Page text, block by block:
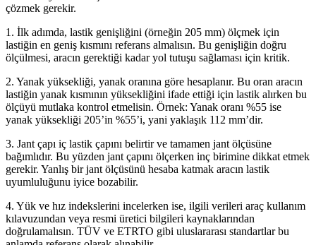
çözmek gerekir.
1. İlk adımda, lastik genişliğini (örneğin 205 mm) ölçmek için
lastiğin en geniş kısmını referans almalısın. Bu genişliğin doğru
ölçülmesi, aracın gerektiği kadar yol tutuşu sağlaması için kritik.
2. Yanak yüksekliği, yanak oranına göre hesaplanır. Bu oran aracın
lastiğin yanak kısmının yüksekliğini ifade ettiği için lastik alırken bu
ölçüyü mutlaka kontrol etmelisin. Örnek: Yanak oranı %55 ise
yanak yüksekliği 205’in %55’i, yani yaklaşık 112 mm’dir.
3. Jant çapı iç lastik çapını belirtir ve tamamen jant ölçüsüne
bağımlıdır. Bu yüzden jant çapını ölçerken inç birimine dikkat etmek
gerekir. Yanlış bir jant ölçüsünü hesaba katmak aracın lastik
uyumluluğunu iyice bozabilir.
4. Yük ve hız indekslerini incelerken ise, ilgili verileri araç kullanım
kılavuzundan veya resmi üretici bilgileri kaynaklarından
doğrulamalısın. TÜV ve ETRTO gibi uluslararası standartlar bu